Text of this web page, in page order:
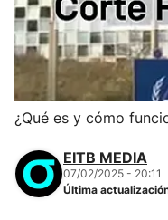
¿Qué es y cómo
EITB MEDIA
07/02/2025 - 20:11
Última